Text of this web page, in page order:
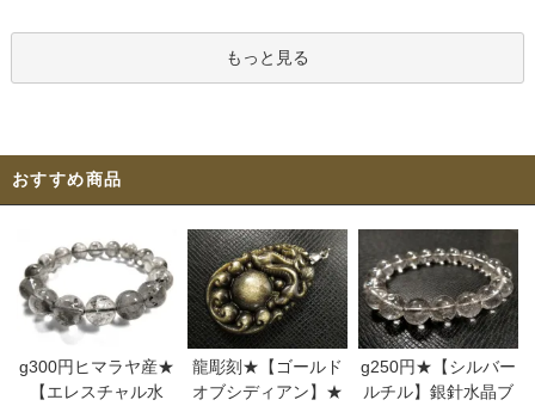
もっと見る
おすすめ商品
g300円ヒマラヤ産★
【エレスチャル水
龍彫刻★【ゴールド
オブシディアン】★
g250円★【シルバー
ルチル】銀針水晶ブ